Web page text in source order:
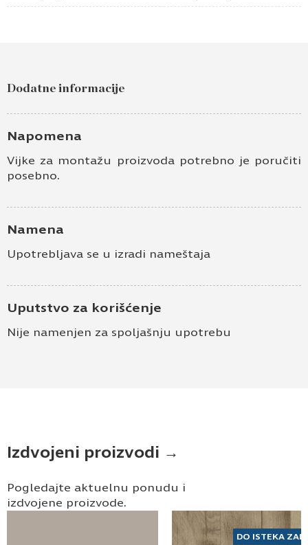
Dodatne informacije
Napomena
Vijke za montažu proizvoda potrebno je poručiti
posebno.
Namena
Upotrebljava se u izradi nameštaja
Uputstvo za korišćenje
Nije namenjen za spoljašnju upotrebu
Izdvojeni proizvodi →
Pogledajte aktuelnu ponudu i
izdvojene proizvode.
DO ISTEKA